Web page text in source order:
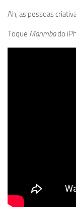
Ah, as pessoas
Toque Marimbado